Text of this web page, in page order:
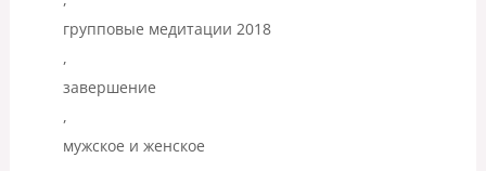
групповые медитации 2018
,
завершение
,
мужское и женское